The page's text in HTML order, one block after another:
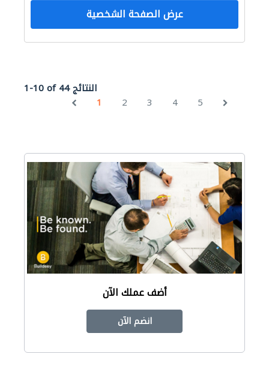
عرض الصفحة الشخصية
1-10 of 44 النتائج
1
2 3 4 5
أضف عملك الآن
انضم الآن